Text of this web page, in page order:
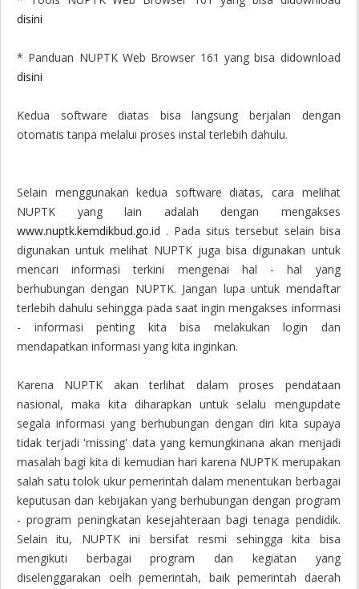
disini
* Panduan NUPTK Web Browser 161 yang bisa didownload
disini
Kedua software diatas bisa langsung berjalan dengan
otomatis tanpa melalui proses instal terlebih dahulu.
Selain menggunakan kedua software diatas, cara melihat
NUPTK yang lain adalah dengan mengakses
www.nuptk.kemdikbud.go.id . Pada situs tersebut selain bisa
digunakan untuk melihat NUPTK juga bisa digunakan untuk
mencari informasi terkini mengenai hal - hal yang
berhubungan dengan NUPTK. Jangan lupa untuk mendaftar
terlebih dahulu sehingga pada saat ingin mengakses informasi
- informasi penting kita bisa melakukan login dan
mendapatkan informasi yang kita inginkan.
Karena NUPTK akan terlihat dalam proses pendataan
nasional, maka kita diharapkan untuk selalu mengupdate
segala informasi yang berhubungan dengan diri kita supaya
tidak terjadi 'missing' data yang kemungkinana akan menjadi
masalah bagi kita di kemudian hari karena NUPTK merupakan
salah satu tolok ukur pemerintah dalam menentukan berbagai
keputusan dan kebijakan yang berhubungan dengan program
- program peningkatan kesejahteraan bagi tenaga pendidik.
Selain itu, NUPTK ini bersifat resmi sehingga kita bisa
mengikuti berbagai program dan kegiatan yang
diselenggarakan oelh pemerintah, baik pemerintah daerah